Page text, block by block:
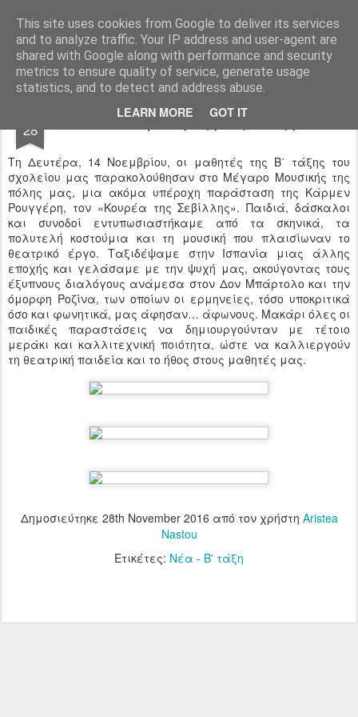
This site uses cookies from Google to deliver its services
and to analyze traffic. Your IP address and user-agent are
shared with Google along with performance and security
metrics to ensure quality of service, generate usage
statistics, and to detect and address abuse.
LEARN MORE GOT IT
Ιδιωτικό Δημοτικό Σχολείο "Ι.Μ.ΔΕΛΑΣΑΛ"
28 «Ο Κουρέας της Σεβίλλης»
Τη Δευτέρα, 14 Νοεμβρίου, οι μαθητές της Β΄ τάξης του
σχολείου μας παρακολούθησαν στο Μέγαρο Μουσικής της
πόλης μας, μια ακόμα υπέροχη παράσταση της Κάρμεν
Ρουγγέρη, τον «Κουρέα της Σεβίλλης». Παιδιά, δάσκαλοι
και συνοδοί εντυπωσιαστήκαμε από τα σκηνικά, τα
πολυτελή κοστούμια και τη μουσική που πλαισίωναν το
θεατρικό έργο. Ταξιδέψαμε στην Ισπανία μιας άλλης
εποχής και γελάσαμε με την ψυχή μας, ακούγοντας τους
έξυπνους διαλόγους ανάμεσα στον Δον Μπάρτολο και την
όμορφη Ροζίνα, των οποίων οι ερμηνείες, τόσο υποκριτικά
όσο και φωνητικά, μας άφησαν… άφωνους. Μακάρι όλες οι
παιδικές παραστάσεις να δημιουργούνταν με τέτοιο
μεράκι και καλλιτεχνική ποιότητα, ώστε να καλλιεργούν
τη θεατρική παιδεία και το ήθος στους μαθητές μας.
Δημοσιεύτηκε 28th November 2016 από τον χρήστη Aristea
Nastou
Ετικέτες: Νέα - Β' τάξη